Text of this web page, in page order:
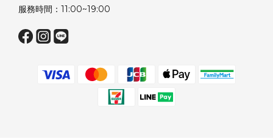
服務時間：11:00~19:00